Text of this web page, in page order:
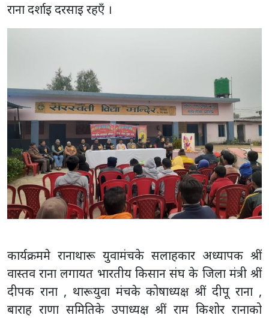
राना दर्शाइ दरसाइ रहएँ ।
कार्यक्रममे रानाथारू युवामंचके सलाहकार अध्यापक श्रीं
वास्तव राना लगायत भारतीय किसान संघ के जिला मंत्री श्रीं
दीपक राना , थारूयुवा मंचके कोषाध्यक्ष श्रीं दीपू राना ,
बाराह राणा समितिके उपाध्यक्ष श्रीं राम किशोर रानाको